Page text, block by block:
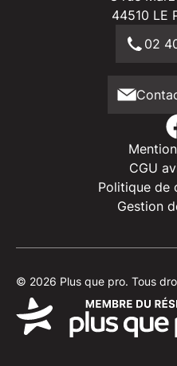
44510 LE
02
CGU
Politique de
Gestion
© 2026 Plus que pro. Tous